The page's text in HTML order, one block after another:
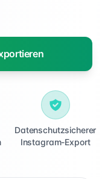
Datenschutzsicherer
Instagram-Export